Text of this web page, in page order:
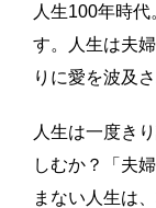
人生100年時
す。人生は夫
りに愛を波及
人生は一度き
しむか？「夫
まない人生は